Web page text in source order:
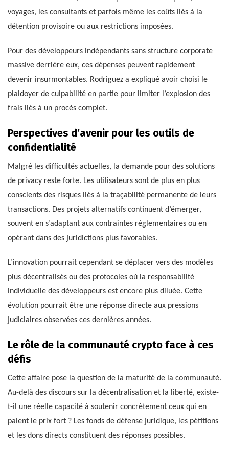
voyages, les consultants et parfois même les coûts liés à la
détention provisoire ou aux restrictions imposées.
Pour des développeurs indépendants sans structure corporate
massive derrière eux, ces dépenses peuvent rapidement
devenir insurmontables. Rodriguez a expliqué avoir choisi le
plaidoyer de culpabilité en partie pour limiter l’explosion des
frais liés à un procès complet.
Perspectives d’avenir pour les outils de
confidentialité
Malgré les difficultés actuelles, la demande pour des solutions
de privacy reste forte. Les utilisateurs sont de plus en plus
conscients des risques liés à la traçabilité permanente de leurs
transactions. Des projets alternatifs continuent d’émerger,
souvent en s’adaptant aux contraintes réglementaires ou en
opérant dans des juridictions plus favorables.
L’innovation pourrait cependant se déplacer vers des modèles
plus décentralisés ou des protocoles où la responsabilité
individuelle des développeurs est encore plus diluée. Cette
évolution pourrait être une réponse directe aux pressions
judiciaires observées ces dernières années.
Le rôle de la communauté crypto face à ces
défis
Cette affaire pose la question de la maturité de la communauté.
Au-delà des discours sur la décentralisation et la liberté, existe-
t-il une réelle capacité à soutenir concrètement ceux qui en
paient le prix fort ? Les fonds de défense juridique, les pétitions
et les dons directs constituent des réponses possibles.